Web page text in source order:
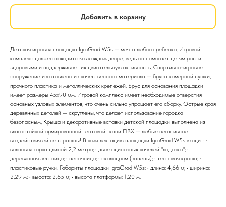
Добавить в корзину
Детская игровая площадка IgraGrad W5s — мечта любого ребенка. Игровой
комплекс должен находиться в каждом дворе, ведь он помогает детям расти
здоровыми и поддерживает их двигательную активность. Спортивно-игровое
сооружение изготовлено из качественного материала — бруса камерной сушки,
прочного пластика и металлических крепежей. Брус для основания площадки
имеет размеры 45х90 мм. Игровой комплекс имеет необходимые отверстия
основных узловых элементов, что очень сильно упрощает его сборку. Острые края
деревянных деталей — скруглены, что делает использование городка
безопасным. Крыша и декоративные вставки детской площадки выполнена из
влагостойкой армированной тентовой ткани ПВХ — любые негативные
воздействия ей не страшны! В комплектацию площадки IgraGrad W5s входит: •
волновая горка длиной 2,2 метра; • двое одиночных качелей "лодочка"; •
деревянная лестница; • песочница; • скалодром (зацепы); • тентовая крыша; •
пластиковые ручки. Габариты площадки IgraGrad W5s: • длина: 4,66 м; • ширина:
2,29 м; • высота: 2,65 м; • высота платформы: 1,20 м.